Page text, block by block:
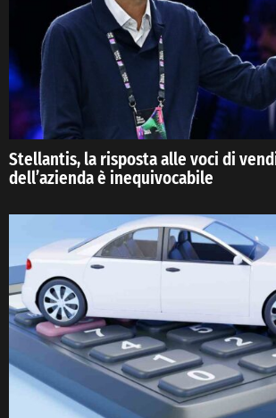
Stellantis, la risposta alle voci di
dell’azienda è inequivocabile